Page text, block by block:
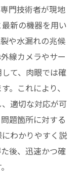
門技術者が現地
新の機器を用い
や水漏れの兆候
線カメラやサー
て、肉眼では確
。これにより、
適切な対応が可
題箇所に対する
わかりやすく説
後、迅速かつ確